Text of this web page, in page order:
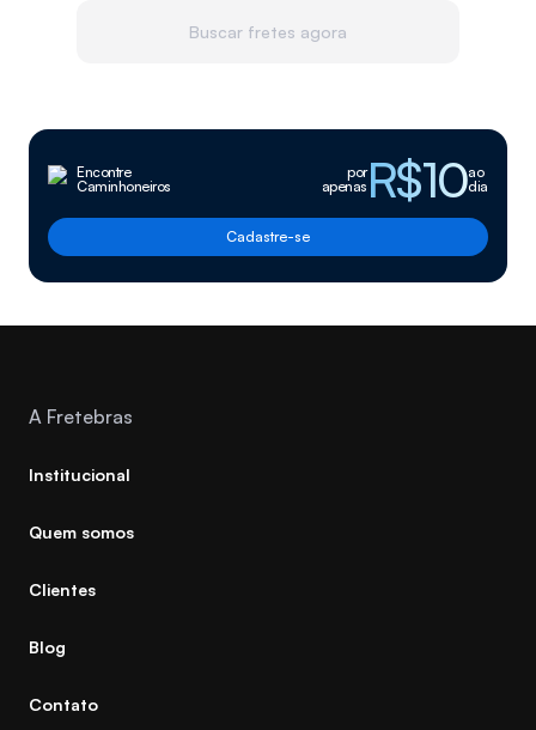
Buscar fretes agora
Encontre
Caminhoneiros
por
apenasR$10ao
dia
Cadastre-se
A Fretebras
Institucional
Quem somos
Clientes
Blog
Contato